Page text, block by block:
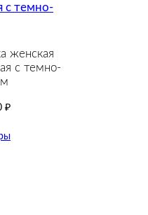
женская
с темно-
₽